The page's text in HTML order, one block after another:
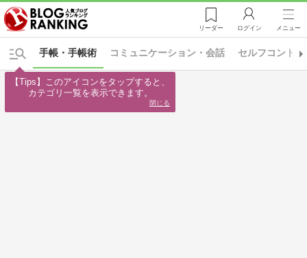
リーダー ログイン メニュー
コミュニケーション・会話 セルフコント
手帳・手帳術
【Tips】このアイコンをタップすると、
カテゴリ一覧を表示できます。
閉じる